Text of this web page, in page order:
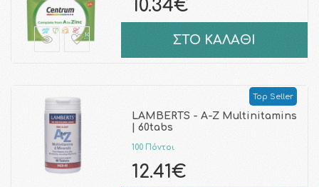
10.34€
ΣΤΟ ΚΑΛΑΘΙ
Top Seller
LAMBERTS - A-Z Multinitamins
| 60tabs
100 Πόντοι
12.41€